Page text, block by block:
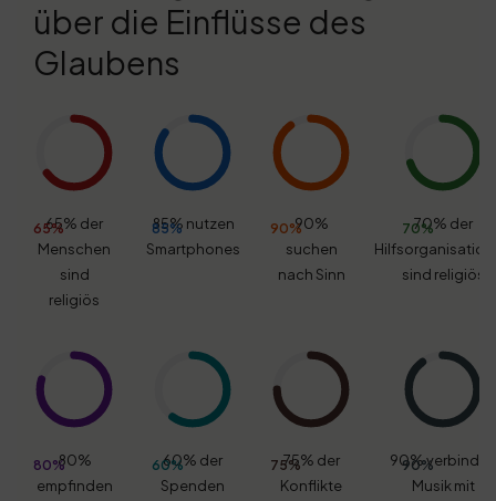
über die Einflüsse des
Glaubens
65%
65% der
Menschen
sind
religiös
85%
85% nutzen
Smartphones
90%90%
suchen
nach Sinn
70%
70% der
sind religiös
80%80%
empfinden
60%
60% der
Spenden
75%
75% der
Konflikte
90%
90% verbinden
Musik mit